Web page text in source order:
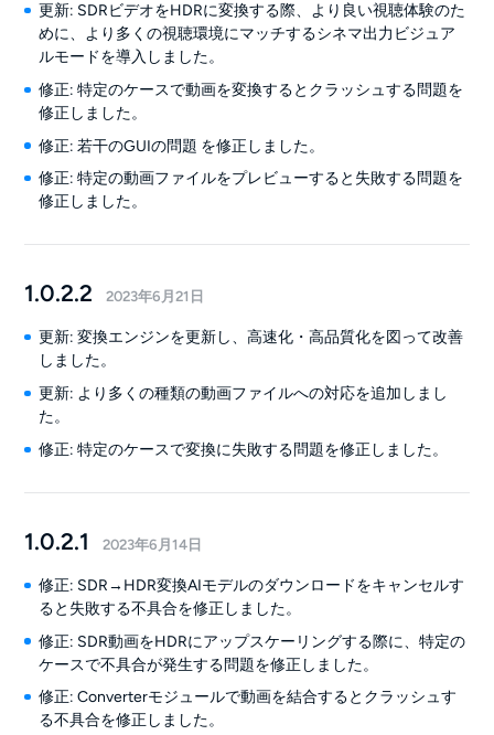
更新: SDRビデオをHDRに変換する際、より良い視聴体験のた
めに、より多くの視聴環境にマッチするシネマ出力ビジュア
ルモードを導入しました。
修正: 特定のケースで動画を変換するとクラッシュする問題を
修正しました。
修正: 若干のGUIの問題 を修正しました。
修正: 特定の動画ファイルをプレビューすると失敗する問題を
修正しました。
1.0.2.2 2023年6月21日
更新: 変換エンジンを更新し、高速化・高品質化を図って改善
しました。
更新: より多くの種類の動画ファイルへの対応を追加しまし
た。
修正: 特定のケースで変換に失敗する問題を修正しました。
1.0.2.1 2023年6月14日
修正: SDR→HDR変換AIモデルのダウンロードをキャンセルす
ると失敗する不具合を修正しました。
修正: SDR動画をHDRにアップスケーリングする際に、特定の
ケースで不具合が発生する問題を修正しました。
修正: Converterモジュールで動画を結合するとクラッシュす
る不具合を修正しました。